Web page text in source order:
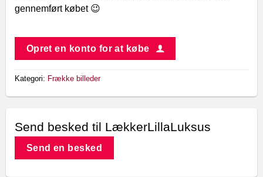
gennemført købet 😉
Opret en konto for at købe
Kategori: Frække billeder
Send besked til LækkerLillaLuksus
Send en besked